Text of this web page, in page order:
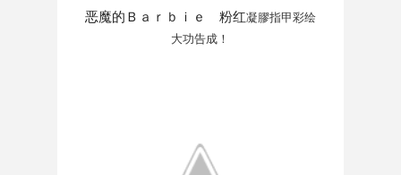
恶魔的Ｂａｒｂｉｅ 粉红凝膠指甲彩绘
大功告成！